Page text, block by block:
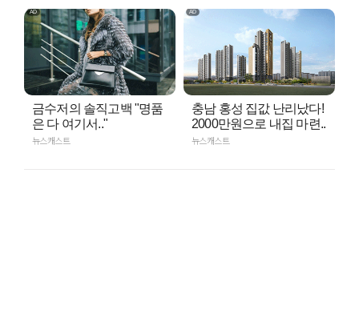
금수저의 솔직고백 "명품
은 다 여기서.."
뉴스캐스트
충남 홍성 집값 난리났다!
2000만원으로 내집 마련..
뉴스캐스트